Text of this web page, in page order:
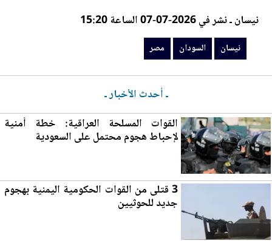
نيسان ـ نشر في 2026-07-07 الساعة 15:20
نيسان السودان مصر
ـ أحدث الأخبار ـ
القوات المسلحة العراقية: خطة أمنية
لإحباط هجوم محتمل على السعودية
3 قتلى من القوات الحكومية اليمنية بهجوم
جديد للحوثيين